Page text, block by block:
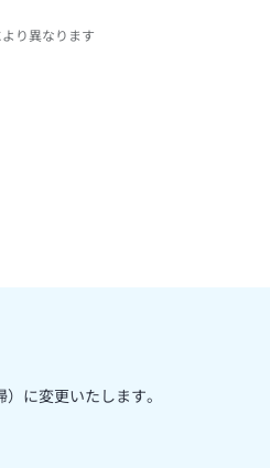
り異なります
に変更いたします。